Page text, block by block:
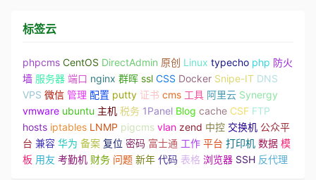
标签云
phpcms CentOS DirectAdmin 原创 Linux typecho php 防火
墙 服务器 端口 nginx 群晖 ssl CSS Docker Snipe-IT DNS
VPS 微信 管理 配置 putty 证书 cms 工具 阿里云 Synergy
vmware ubuntu 主机 税务 1Panel Blog cache CSF FTP
hosts iptables LNMP pigcms vlan zend 中控 交换机 公众平
台 兼容 华为 备案 复位 密码 富士通 工作 平台 打印机 数据 模
板 用友 考勤机 财务 问题 新年 代码 表格 浏览器 SSH 反代理